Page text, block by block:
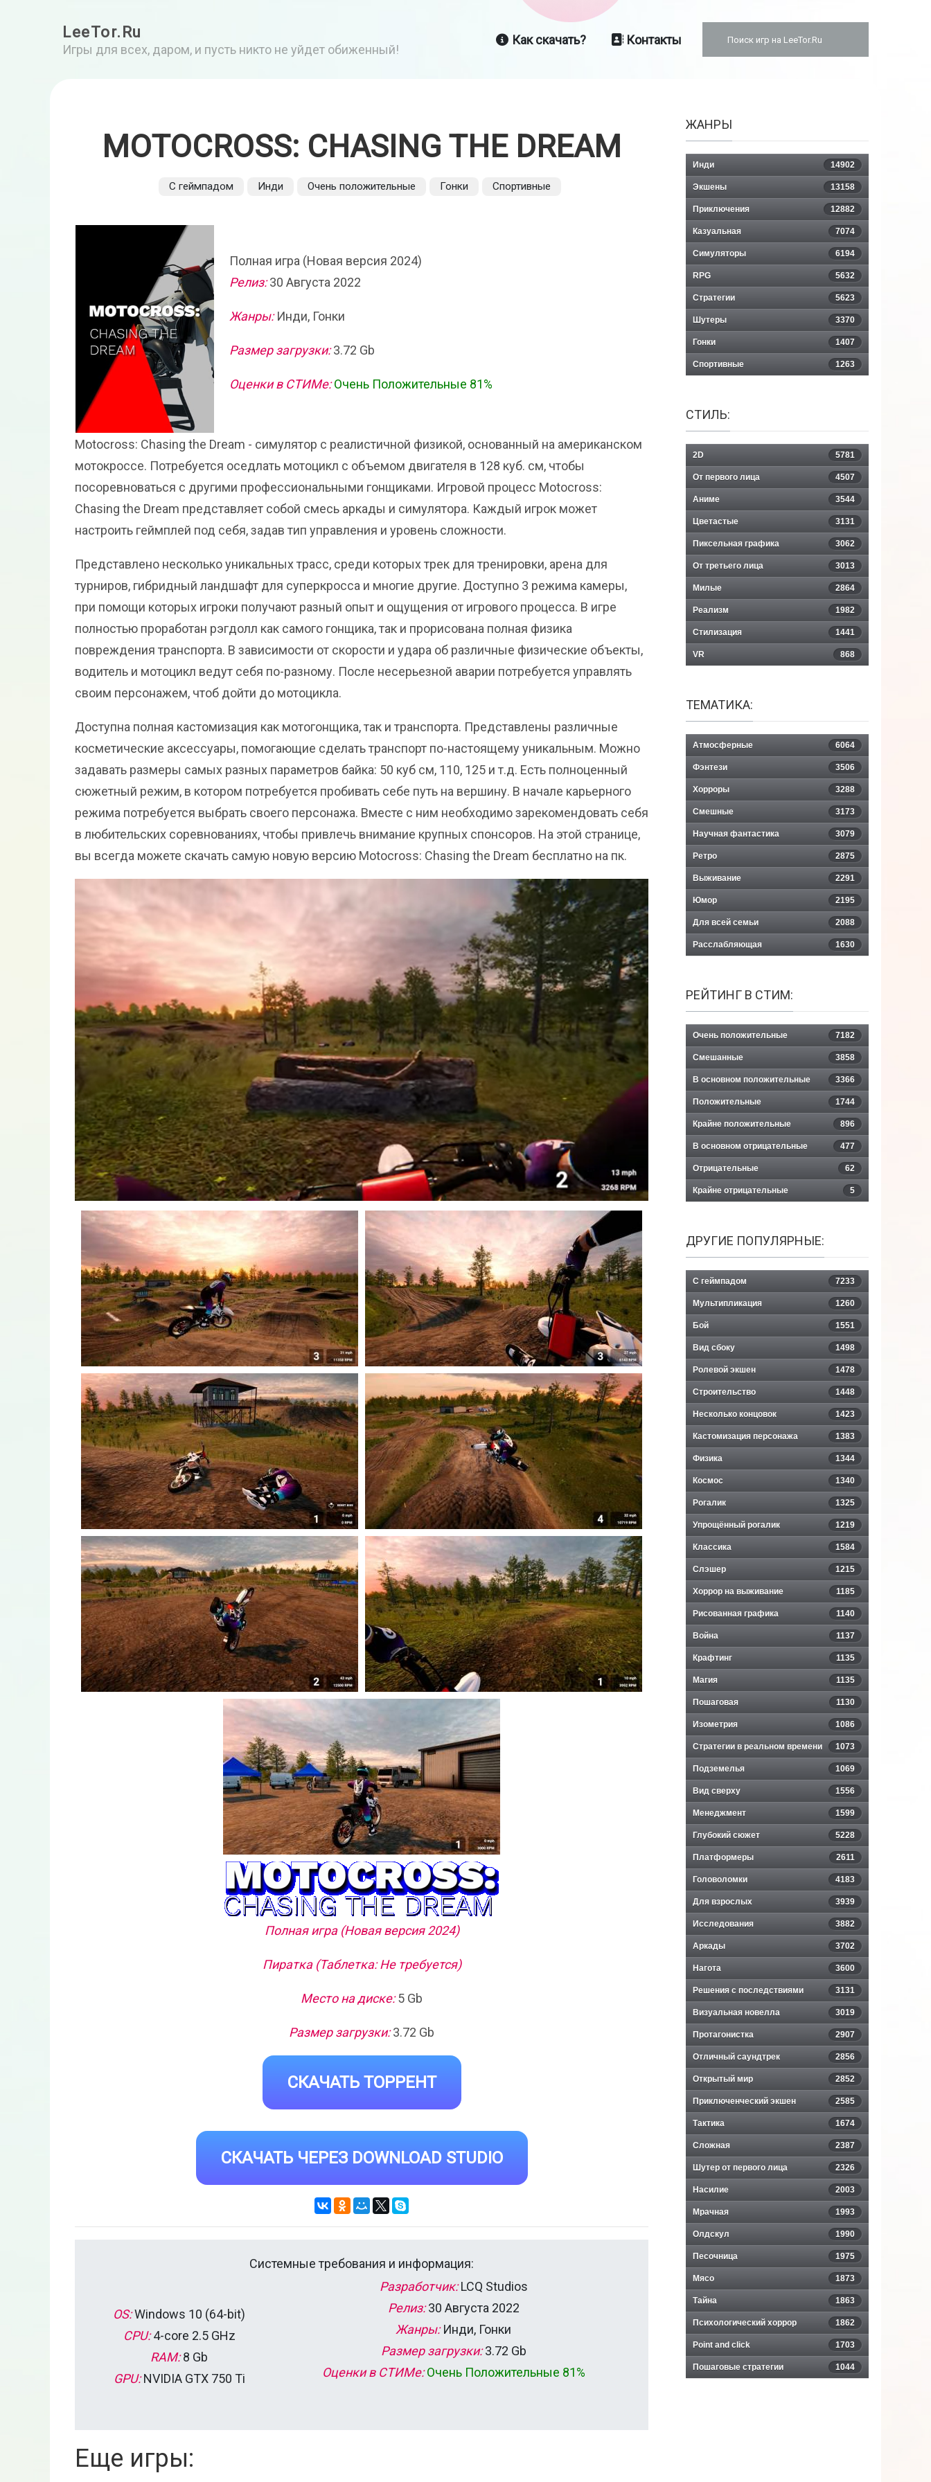
LeeTor.Ru
Игры для всех, даром, и пусть никто не уйдет обиженный!
Как скачать? Контакты
MOTOCROSS: CHASING THE DREAM
С геймпадом Инди Очень положительные Гонки Спортивные
Полная игра (Новая версия 2024)
Релиз:30 Августа 2022
Жанры:Инди, Гонки
Размер загрузки:3.72 Gb
Оценки в СТИМе: Очень Положительные 81%
Motocross: Chasing the Dream - симулятор с реалистичной физикой, основанный на американском
мотокроссе. Потребуется оседлать мотоцикл с объемом двигателя в 128 куб. см, чтобы
посоревноваться с другими профессиональными гонщиками. Игровой процесс Motocross:
Chasing the Dream представляет собой смесь аркады и симулятора. Каждый игрок может
настроить геймплей под себя, задав тип управления и уровень сложности.
Представлено несколько уникальных трасс, среди которых трек для тренировки, арена для
турниров, гибридный ландшафт для суперкросса и многие другие. Доступно 3 режима камеры,
при помощи которых игроки получают разный опыт и ощущения от игрового процесса. В игре
полностью проработан рэгдолл как самого гонщика, так и прорисована полная физика
повреждения транспорта. В зависимости от скорости и удара об различные физические объекты,
водитель и мотоцикл ведут себя по-разному. После несерьезной аварии потребуется управлять
своим персонажем, чтоб дойти до мотоцикла.
Доступна полная кастомизация как мотогонщика, так и транспорта. Представлены различные
косметические аксессуары, помогающие сделать транспорт по-настоящему уникальным. Можно
задавать размеры самых разных параметров байка: 50 куб см, 110, 125 и т.д. Есть полноценный
сюжетный режим, в котором потребуется пробивать себе путь на вершину. В начале карьерного
режима потребуется выбрать своего персонажа. Вместе с ним необходимо зарекомендовать себя
в любительских соревнованиях, чтобы привлечь внимание крупных спонсоров. На этой странице,
вы всегда можете скачать самую новую версию Motocross: Chasing the Dream бесплатно на пк.
Полная игра (Новая версия 2024)
Пиратка (Таблетка: Не требуется)
Место на диске:5 Gb
Размер загрузки:3.72 Gb
СКАЧАТЬ ТОРРЕНТ
СКАЧАТЬ ЧЕРЕЗ DOWNLOAD STUDIO
Системные требования и информация:
OS:Windows 10 (64-bit)
CPU:4-core 2.5 GHz
RAM:8 Gb
GPU:NVIDIA GTX 750 Ti
Разработчик:LCQ Studios
Релиз:30 Августа 2022
Жанры:Инди, Гонки
Размер загрузки:3.72 Gb
Оценки в СТИМе: Очень Положительные 81%
Еще игры:
ЖАНРЫ
Инди 14902
Экшены 13158
Приключения 12882
Казуальная 7074
Симуляторы 6194
RPG 5632
Стратегии 5623
Шутеры 3370
Гонки 1407
Спортивные 1263
СТИЛЬ:
2D 5781
От первого лица 4507
Аниме 3544
Цветастые 3131
Пиксельная графика 3062
От третьего лица 3013
Милые 2864
Реализм 1982
Стилизация 1441
VR 868
ТЕМАТИКА:
Атмосферные 6064
Фэнтези 3506
Хорроры 3288
Смешные 3173
Научная фантастика 3079
Ретро 2875
Выживание 2291
Юмор 2195
Для всей семьи 2088
Расслабляющая 1630
РЕЙТИНГ В СТИМ:
Очень положительные 7182
Смешанные 3858
В основном положительные 3366
Положительные 1744
Крайне положительные 896
В основном отрицательные 477
Отрицательные 62
Крайне отрицательные 5
ДРУГИЕ ПОПУЛЯРНЫЕ:
С геймпадом 7233
Мультипликация 1260
Бой 1551
Вид сбоку 1498
Ролевой экшен 1478
Строительство 1448
Несколько концовок 1423
Кастомизация персонажа 1383
Физика 1344
Космос 1340
Рогалик 1325
Упрощённый рогалик 1219
Классика 1584
Слэшер 1215
Хоррор на выживание 1185
Рисованная графика 1140
Война 1137
Крафтинг 1135
Магия 1135
Пошаговая 1130
Изометрия 1086
Стратегии в реальном времени 1073
Подземелья 1069
Вид сверху 1556
Менеджмент 1599
Глубокий сюжет 5228
Платформеры 2611
Головоломки 4183
Для взрослых 3939
Исследования 3882
Аркады 3702
Нагота 3600
Решения с последствиями 3131
Визуальная новелла 3019
Протагонистка 2907
Отличный саундтрек 2856
Открытый мир 2852
Приключенческий экшен 2585
Тактика 1674
Сложная 2387
Шутер от первого лица 2326
Насилие 2003
Мрачная 1993
Олдскул 1990
Песочница 1975
Мясо 1873
Тайна 1863
Психологический хоррор 1862
Point and click 1703
Пошаговые стратегии 1044